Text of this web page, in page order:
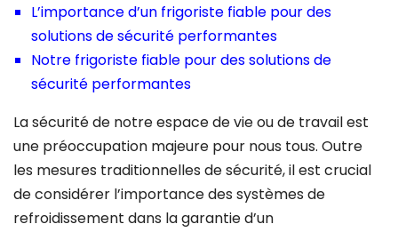
L’importance d’un frigoriste fiable pour des
solutions de sécurité performantes
Notre frigoriste fiable pour des solutions de
sécurité performantes
La sécurité de notre espace de vie ou de travail est
une préoccupation majeure pour nous tous. Outre
les mesures traditionnelles de sécurité, il est crucial
de considérer l’importance des systèmes de
refroidissement dans la garantie d’un